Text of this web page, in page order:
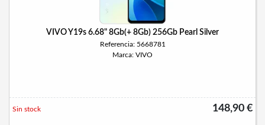
VIVO Y19s 6.68" 8Gb(+ 8Gb) 256Gb Pearl Silver
Referencia: 5668781
Marca: VIVO
148,90 €
Sin stock